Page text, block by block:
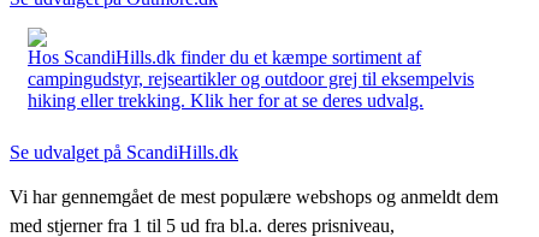
Hos ScandiHills.dk finder du et kæmpe sortiment af
campingudstyr, rejseartikler og outdoor grej til eksempelvis
hiking eller trekking. Klik her for at se deres udvalg.
Se udvalget på ScandiHills.dk
Vi har gennemgået de mest populære webshops og anmeldt dem
med stjerner fra 1 til 5 ud fra bl.a. deres prisniveau,